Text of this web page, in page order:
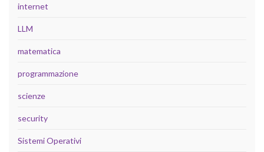
internet
LLM
matematica
programmazione
scienze
security
Sistemi Operativi